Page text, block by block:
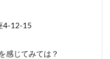
4-12-15
感じてみては？